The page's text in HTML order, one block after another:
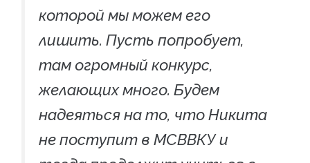
которой мы можем его
лишить. Пусть попробует,
там огромный конкурс,
желающих много. Будем
надеяться на то, что Никита
не поступит в МСВВКУ и